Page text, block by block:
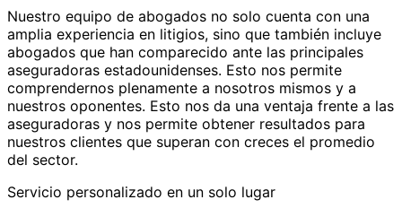
Nuestro equipo de abogados no solo cuenta con una
amplia experiencia en litigios, sino que también incluye
abogados que han comparecido ante las principales
aseguradoras estadounidenses. Esto nos permite
comprendernos plenamente a nosotros mismos y a
nuestros oponentes. Esto nos da una ventaja frente a las
aseguradoras y nos permite obtener resultados para
nuestros clientes que superan con creces el promedio
del sector.
Servicio personalizado en un solo lugar